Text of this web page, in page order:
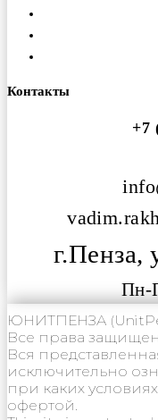
Контакты
+7
г.Пенза,
Пн-
ЮНИТПЕНЗА
Все права
Вся
исключительно
при каких
офертой.